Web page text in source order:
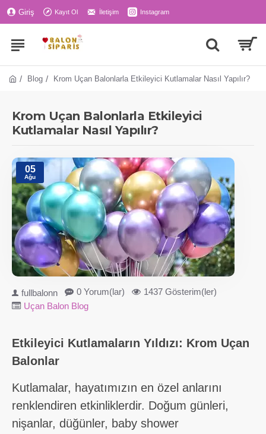
Giriş Kayıt Ol İletişim Instagram
Blog Krom Uçan Balonlarla Etkileyici Kutlamalar Nasıl Yapılır?
Krom Uçan Balonlarla Etkileyici
Kutlamalar Nasıl Yapılır?
05
Ağu
fullbalonn 0 Yorum(lar)
1437 Gösterim(ler)
Uçan Balon Blog
Etkileyici Kutlamaların Yıldızı: Krom Uçan
Balonlar
Kutlamalar, hayatımızın en özel anlarını
renklendiren etkinliklerdir. Doğum günleri,
nişanlar, düğünler, baby shower